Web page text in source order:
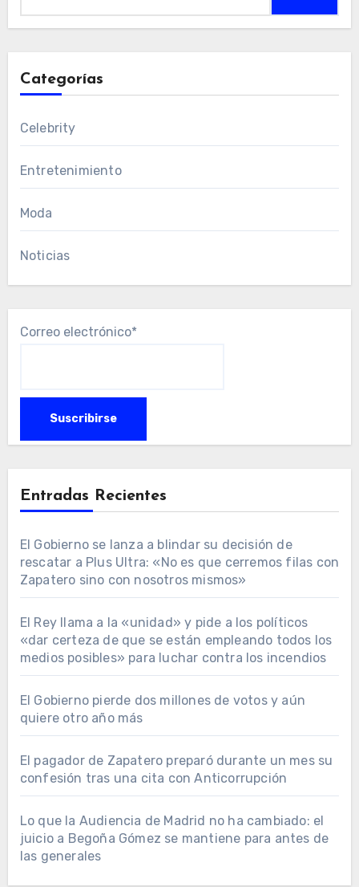
Categorías
Celebrity
Entretenimiento
Moda
Noticias
Correo electrónico*
Entradas Recientes
El Gobierno se lanza a blindar su decisión de
rescatar a Plus Ultra: «No es que cerremos filas con
Zapatero sino con nosotros mismos»
El Rey llama a la «unidad» y pide a los políticos
«dar certeza de que se están empleando todos los
medios posibles» para luchar contra los incendios
El Gobierno pierde dos millones de votos y aún
quiere otro año más
El pagador de Zapatero preparó durante un mes su
confesión tras una cita con Anticorrupción
Lo que la Audiencia de Madrid no ha cambiado: el
juicio a Begoña Gómez se mantiene para antes de
las generales